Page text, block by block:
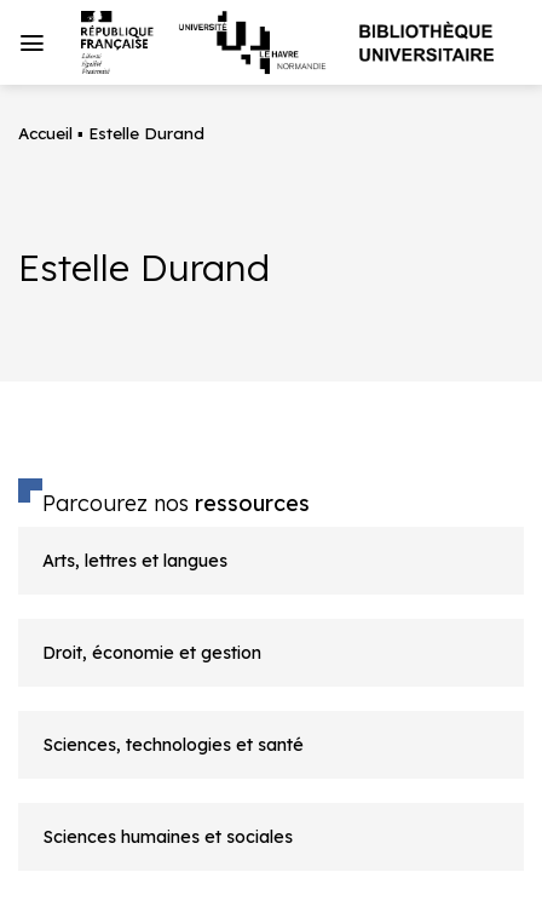
au
Accueil ▪ Estelle Durand
Estelle Durand
Parcourez nos ressources
Arts, lettres et langues
Droit, économie et gestion
Sciences, technologies et santé
Sciences humaines et sociales